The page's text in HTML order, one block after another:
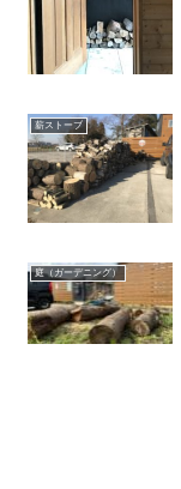
薪ストーブ
庭（ガーデニング）